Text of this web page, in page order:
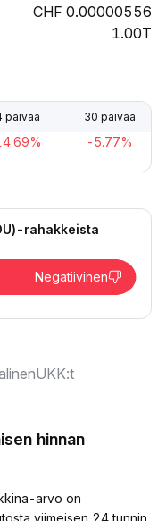
0.00000556
1.00T
päivää 30 päivää
-5.77%
rahakkeista
Negatiivinen
UKK:t
hinnan
arvo on
viimeisen 24 tunnin